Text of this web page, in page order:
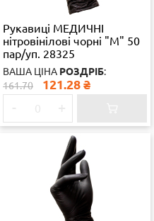
Рукавиці МЕДИЧНІ
нітровінілові чорні "M" 50
пар/уп. 28325
ВАША ЦІНА РОЗДРІБ:
161.70
121.28 ₴